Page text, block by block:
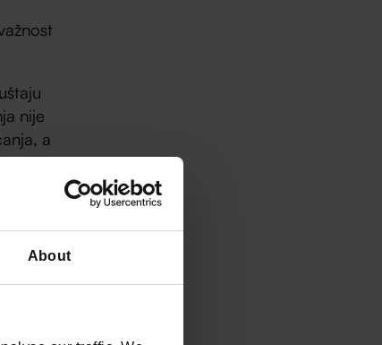
About
nije
a